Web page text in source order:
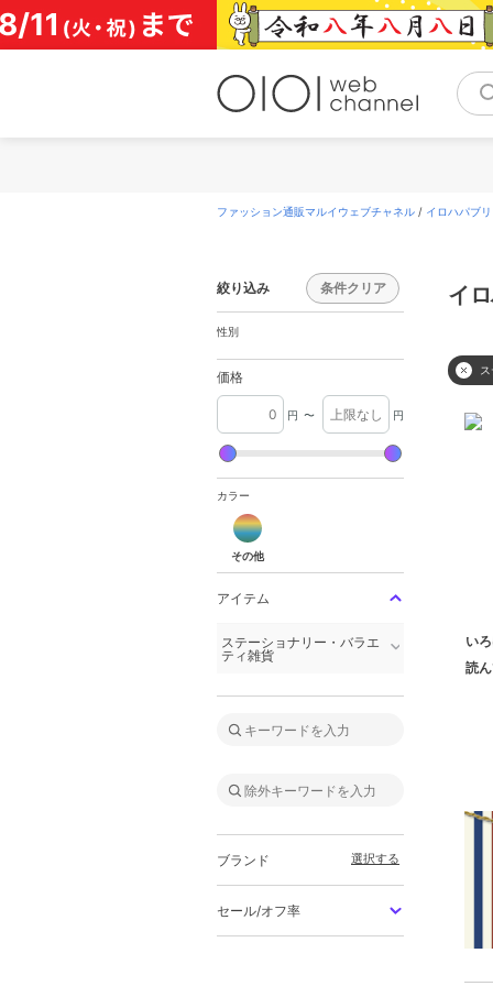
コ
ン
テ
ファッション通販マルイウェブチャネル / イロハパブ
絞り込み 条件クリア
性別
価格
円 〜 円
カラー
その他
その他
アイテム
ステーショナリー・バラエ
ティ雑貨
ブランド 選択する
セール/オフ率
イ
い
読